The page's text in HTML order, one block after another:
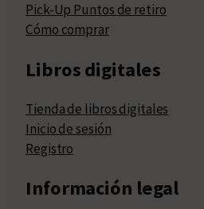
Pick-Up Puntos de retiro
Cómo comprar
Libros digitales
Tienda de libros digitales
Inicio de sesión
Registro
Información legal